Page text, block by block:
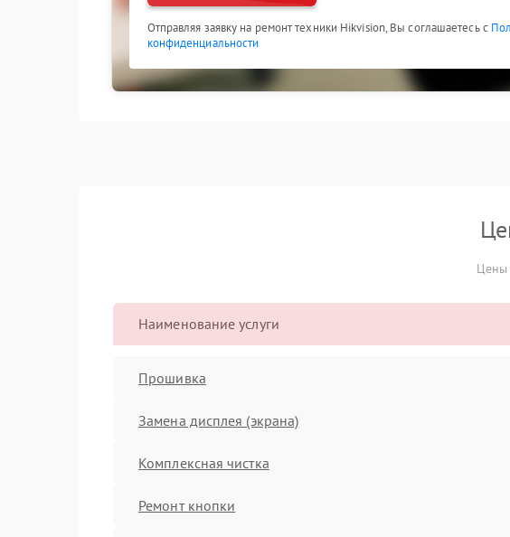
Отправляя заявку на ремонт техники Hikvision, Вы соглашаетесь с
конфиденциальности
Цены
Наименование услуги
Прошивка
Замена дисплея (экрана)
Комплексная чистка
Ремонт кнопки